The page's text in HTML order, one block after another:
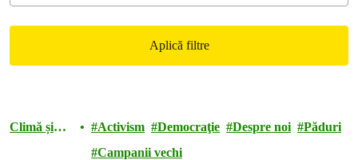
Aplică filtre
Climă și
Activism Democraţie Despre noi
Păduri
Campanii vechi